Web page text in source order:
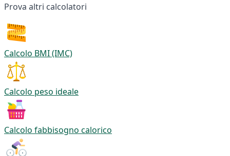
Prova altri calcolatori
Calcolo BMI (IMC)
Calcolo peso ideale
Calcolo fabbisogno calorico